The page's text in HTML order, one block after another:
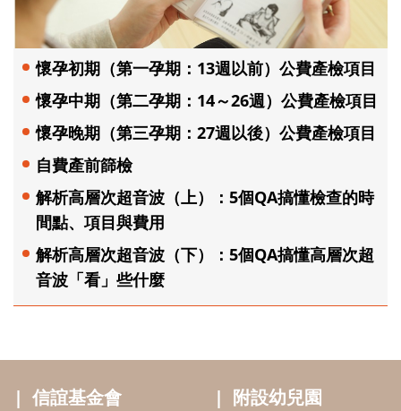
懷孕初期（第一孕期：13週以前）公費產檢項目
懷孕中期（第二孕期：14～26週）公費產檢項目
懷孕晚期（第三孕期：27週以後）公費產檢項目
自費產前篩檢
解析高層次超音波（上）：5個QA搞懂檢查的時
間點、項目與費用
解析高層次超音波（下）：5個QA搞懂高層次超
音波「看」些什麼
信誼基金會 附設幼兒園